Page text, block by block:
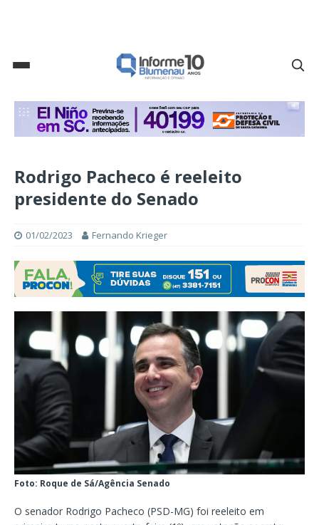
Rodrigo Pacheco é reeleito
presidente do Senado
01/02/2023 Fernando Krieger
Foto: Roque de Sá/Agência Senado
O senador Rodrigo Pacheco (PSD-MG) foi reeleito em